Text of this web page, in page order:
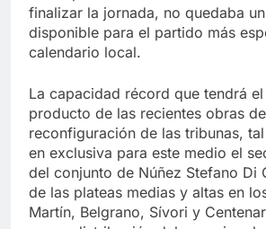
finalizar la jornada, no quedaba
disponible para el partido más
calendario local.
La capacidad récord que tendrá
producto de las recientes obras
reconfiguración de las tribunas,
en exclusiva para este medio el
del conjunto de Núñez Stefano Di
de las plateas medias y altas en
Martín, Belgrano, Sívori y